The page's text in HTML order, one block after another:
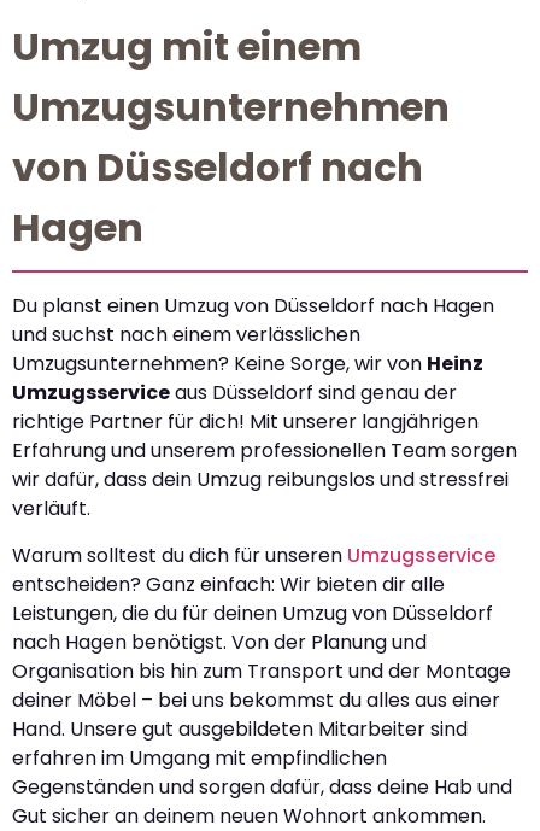
Umzug mit einem
Umzugsunternehmen
von Düsseldorf nach
Hagen
Du planst einen Umzug von Düsseldorf nach Hagen
und suchst nach einem verlässlichen
Umzugsunternehmen? Keine Sorge, wir von Heinz
Umzugsserviceaus Düsseldorf sind genau der
richtige Partner für dich! Mit unserer langjährigen
Erfahrung und unserem professionellen Team sorgen
wir dafür, dass dein Umzug reibungslos und stressfrei
verläuft.
Warum solltest du dich für unseren Umzugsservice
entscheiden? Ganz einfach: Wir bieten dir alle
Leistungen, die du für deinen Umzug von Düsseldorf
nach Hagen benötigst. Von der Planung und
Organisation bis hin zum Transport und der Montage
deiner Möbel – bei uns bekommst du alles aus einer
Hand. Unsere gut ausgebildeten Mitarbeiter sind
erfahren im Umgang mit empfindlichen
Gegenständen und sorgen dafür, dass deine Hab und
Gut sicher an deinem neuen Wohnort ankommen.